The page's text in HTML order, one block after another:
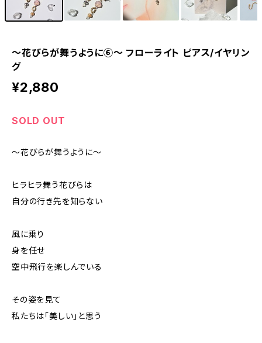
〜花びらが舞うように⑥～ フローライト ピアス/イヤリン
グ
¥2,880
SOLD OUT
〜花びらが舞うように〜
ヒラヒラ舞う花びらは
自分の行き先を知らない
風に乗り
身を任せ
空中飛行を楽しんでいる
その姿を見て
私たちは「美しい」と思う